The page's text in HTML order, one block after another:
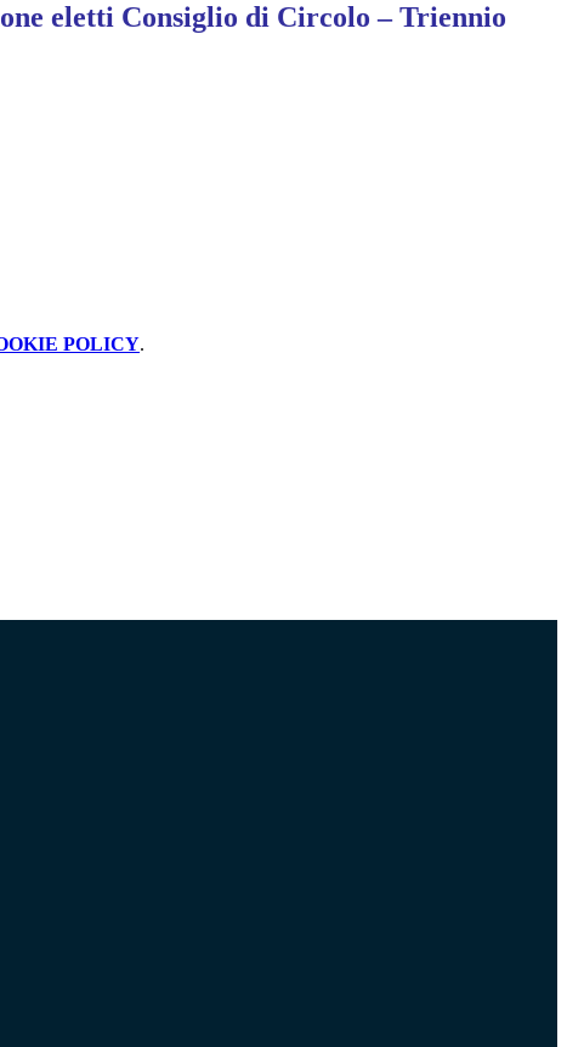
eletti Consiglio di Circolo – Triennio
POLICY.